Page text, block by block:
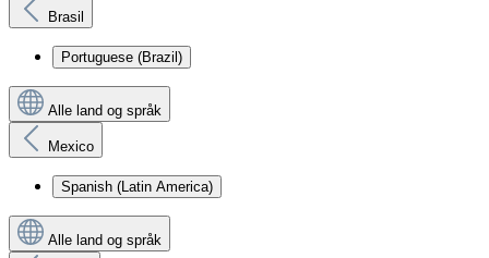
Brasil
Portuguese (Brazil)
Alle land og språk
Mexico
Spanish (Latin America)
Alle land og språk